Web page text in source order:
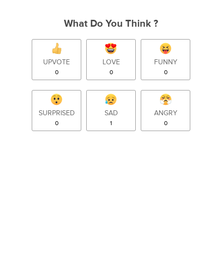
What Do You Think ?
UPVOTE
0
LOVE
0
FUNNY
0
SURPRISED
0
SAD
1
ANGRY
0